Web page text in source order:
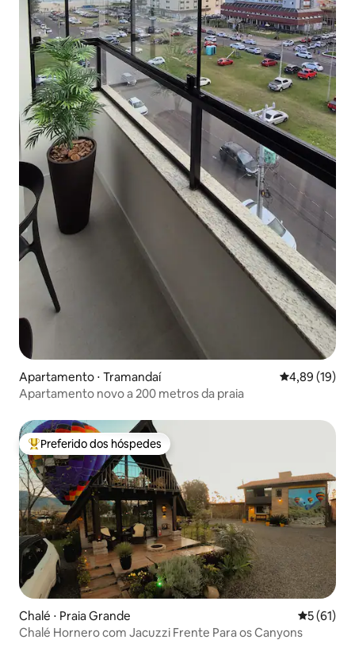
Apartamento ⋅ Tramandaí 4,89 de uma
4,89 (19)
Apartamento novo a 200 metros da praia
Entre os melhores preferidos dos hóspedes
Preferido dos hóspedes
Chalé ⋅ Praia Grande 5 de uma
5 (61)
Chalé Hornero com Jacuzzi Frente Para os Canyons